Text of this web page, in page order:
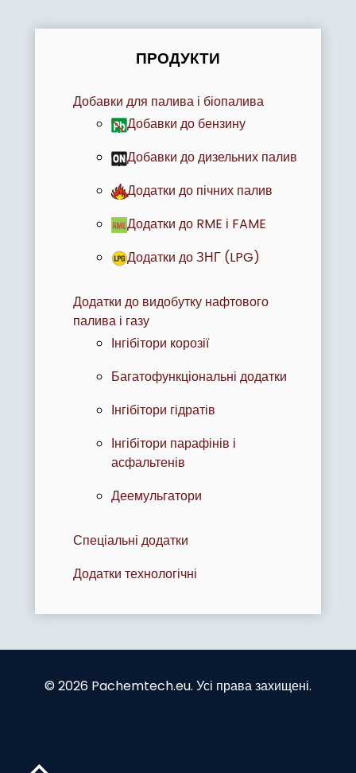
ПРОДУКТИ
Добавки для палива і біопалива
Добавки до бензину
Добавки до дизельних палив
Додатки до пічних палив
Додатки до RME і FAME
Додатки до ЗНГ (LPG)
Додатки до видобутку нафтового
палива і газу
Інгібітори корозії
Багатофункціональні додатки
Інгібітори гідратів
Інгібітори парафінів і
асфальтенів
Деемульгатори
Спеціальні додатки
Додатки технологічні
© 2026 Pachemtech.eu. Усі права захищені.